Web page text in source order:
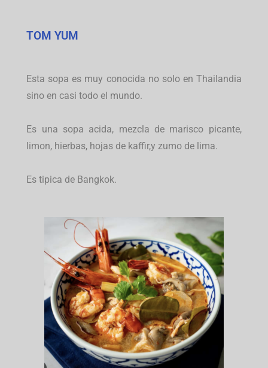
TOM YUM
Esta sopa es muy conocida no solo en Thailandia
sino en casi todo el mundo.
Es una sopa acida, mezcla de marisco picante,
limon, hierbas, hojas de kaffir,y zumo de lima.
Es tipica de Bangkok.